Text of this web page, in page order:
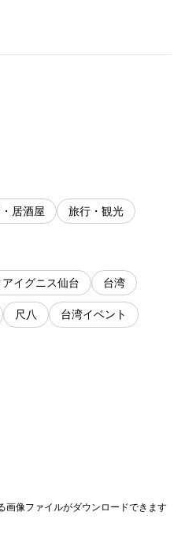
居酒屋 旅行・観光
アイグニス仙台 台湾
尺八 台湾イベント
画像ファイルがダウンロードできます